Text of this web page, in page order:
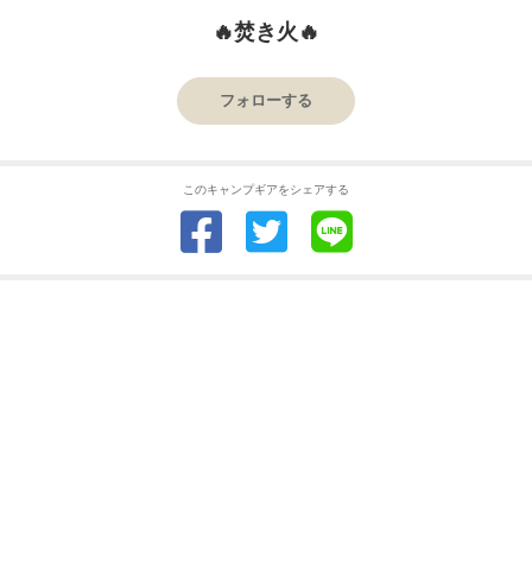
🔥焚き火🔥
フォローする
このキャンプギアをシェアする